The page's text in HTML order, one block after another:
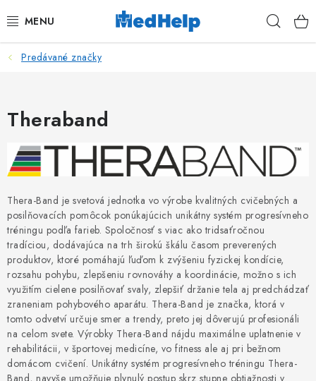
na
MASÁŽE
KADERNÍCTVO
MANIKÚRA
TETOVANIE
FITNESS A REHABILITÁCIA
ZDRAVOTNÍCKE POTREBY
AKCIA
Predávané značky
Theraband
Thera-Band je svetová jednotka vo výrobe kvalitných cvičebných a
posilňovacích pomôcok ponúkajúcich unikátny systém progresívneho
tréningu podľa farieb. Spoločnosť s viac ako tridsaťročnou
tradíciou, dodávajúca na trh širokú škálu časom preverených
produktov, ktoré pomáhajú ľuďom k zvýšeniu fyzickej kondície,
rozsahu pohybu, zlepšeniu rovnováhy a koordinácie, možno s ich
využitím cielene posilňovať svaly, zlepšiť držanie tela aj predchádzať
zraneniam pohybového aparátu. Thera-Band je značka, ktorá v
tomto odvetví určuje smer a trendy, preto jej dôverujú profesionáli
na celom svete. Výrobky Thera-Band nájdu maximálne uplatnenie v
rehabilitácii, v športovej medicíne, vo fitness ale aj pri bežnom
domácom cvičení. Unikátny systém progresívneho tréningu Thera-
Band, navyše umožňuje plynulý postup skrz stupne obtiažnosti v